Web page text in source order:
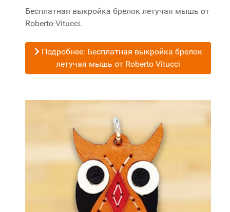
Бесплатная выкройка брелок летучая мышь от
Roberto Vitucci.
Подробнее: Бесплатная выкройка брелок
летучая мышь от Roberto Vitucci